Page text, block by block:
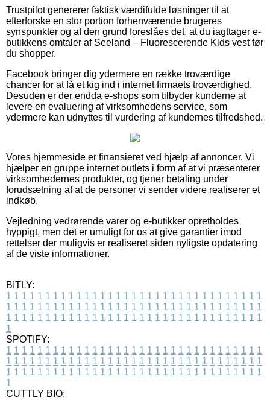
Trustpilot genererer faktisk værdifulde løsninger til at
efterforske en stor portion forhenværende brugeres
synspunkter og af den grund foreslåes det, at du iagttager e-
butikkens omtaler af Seeland – Fluorescerende Kids vest før
du shopper.
Facebook bringer dig ydermere en række troværdige
chancer for at få et kig ind i internet firmaets troværdighed.
Desuden er der endda e-shops som tilbyder kunderne at
levere en evaluering af virksomhedens service, som
ydermere kan udnyttes til vurdering af kundernes tilfredshed.
Vores hjemmeside er finansieret ved hjælp af annoncer. Vi
hjælper en gruppe internet outlets i form af at vi præsenterer
virksomhedernes produkter, og tjener betaling under
forudsætning af at de personer vi sender videre realiserer et
indkøb.
Vejledning vedrørende varer og e-butikker opretholdes
hyppigt, men det er umuligt for os at give garantier imod
rettelser der muligvis er realiseret siden nyligste opdatering
af de viste informationer.
BITLY:
1 1 1 1 1 1 1 1 1 1 1 1 1 1 1 1 1 1 1 1 1 1 1 1 1 1 1 1 1 1 1 1 1
1 1 1 1 1 1 1 1 1 1 1 1 1 1 1 1 1 1 1 1 1 1 1 1 1 1 1 1 1 1 1 1 1
1 1 1 1 1 1 1 1 1 1 1 1 1 1 1 1 1 1 1 1 1 1 1 1 1 1 1 1 1 1 1 1 1
1
SPOTIFY:
1 1 1 1 1 1 1 1 1 1 1 1 1 1 1 1 1 1 1 1 1 1 1 1 1 1 1 1 1 1 1 1 1
1 1 1 1 1 1 1 1 1 1 1 1 1 1 1 1 1 1 1 1 1 1 1 1 1 1 1 1 1 1 1 1 1
1 1 1 1 1 1 1 1 1 1 1 1 1 1 1 1 1 1 1 1 1 1 1 1 1 1 1 1 1 1 1 1 1
1
CUTTLY BIO: